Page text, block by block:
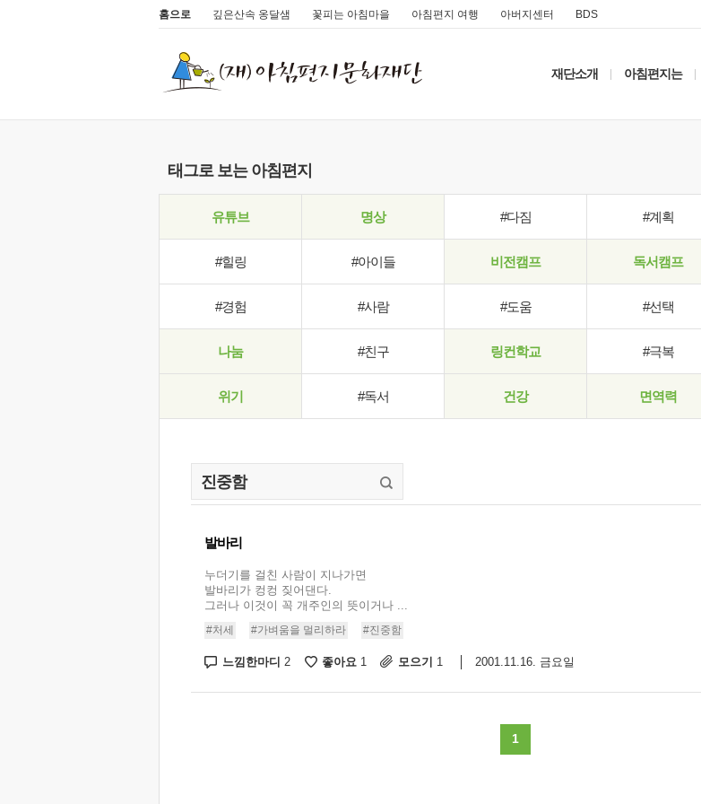
홈으로 깊은산속 옹달샘 꽃피는 아침마을 아침편지 여행 아버지센터 BDS
재단소개 아침편지는
태그로 보는 아침편지
유튜브 명상 #다짐 #계획
#힐링 #아이들 비전캠프 독서캠프
#경험 #사람 #도움 #선택
나눔 #친구 링컨학교 #극복
위기 #독서 건강 면역력
발바리
누더기를 걸친 사람이 지나가면
발바리가 컹컹 짖어댄다.
그러나 이것이 꼭 개주인의 뜻이거나 ...
#처세 #가벼움을 멀리하라 #진중함
느낌한마디 2 좋아요 1 모으기 1 2001.11.16. 금요일
1